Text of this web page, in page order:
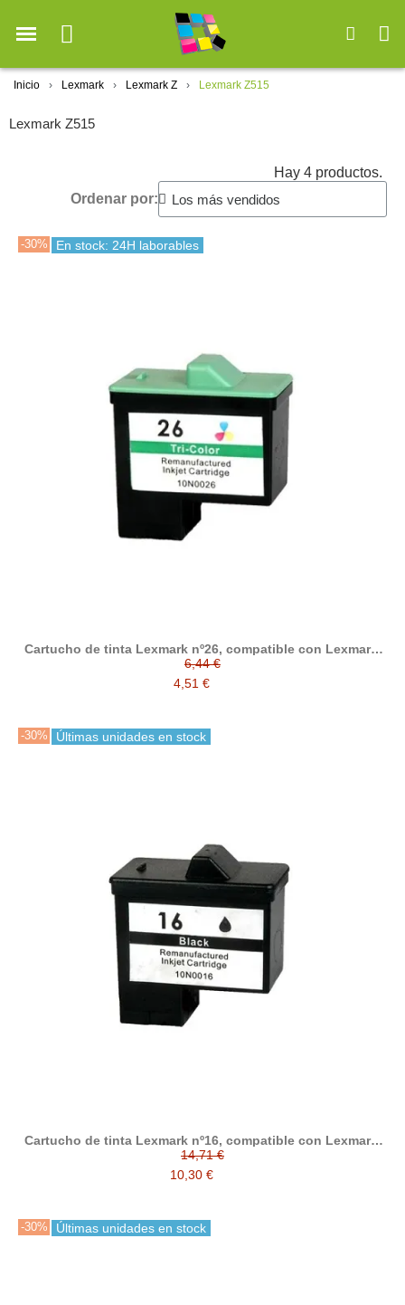
Inicio Lexmark Lexmark Z Lexmark Z515
Lexmark Z515
Hay 4 productos.
Ordenar por:
-30% En stock: 24H laborables
Cartucho de tinta Lexmark nº26, compatible con Lexmark,
tricolor
6,44 €
4,51 €
-30% Últimas unidades en stock
Cartucho de tinta Lexmark nº16, compatible con Lexmark,
negro
14,71 €
10,30 €
-30% Últimas unidades en stock